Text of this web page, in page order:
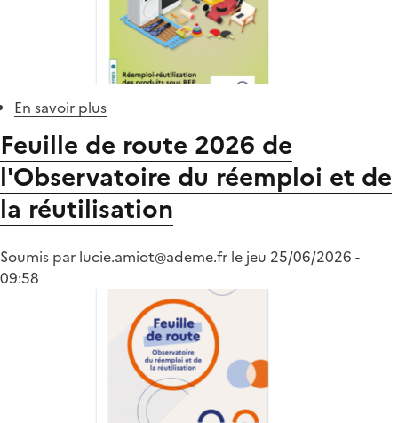
En savoir plus
des
données
2024
sur
réemploi
produits
Feuille de route 2026 de
l'Observatoire du réemploi et de
la réutilisation
Soumis par lucie.amiot@ademe.fr le jeu 25/06/2026 -
09:58